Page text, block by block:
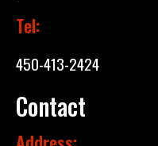
Tel:
450-413-2424
Contact